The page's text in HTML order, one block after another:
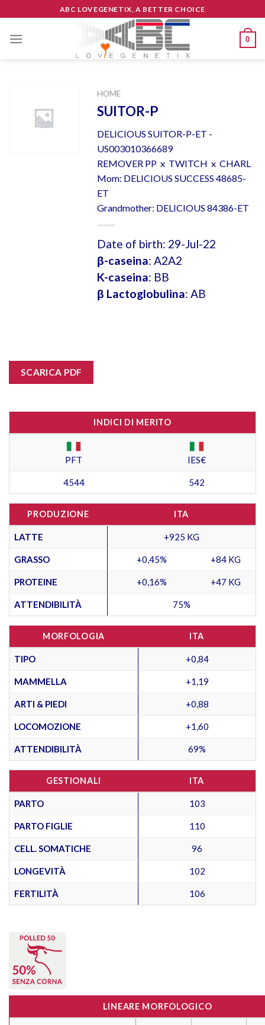
to
content
ABC LOVEGENETIX, A BETTER CHOICE
0
HOME
SUITOR-P
DELICIOUS SUITOR-P-ET -
US003010366689
REMOVER PP x TWITCH x CHARL
Mom: DELICIOUS SUCCESS 48685-
ET
Grandmother: DELICIOUS 84386-ET
Date of birth: 29-Jul-22
β-caseina: A2A2
K-caseina: BB
β Lactoglobulina: AB
SCARICA PDF
INDICI DI MERITO
PFT IES€
4544 542
PRODUZIONE ITA
LATTE +925 KG
GRASSO +0,45% +84 KG
PROTEINE +0,16% +47 KG
ATTENDIBILITÀ 75%
MORFOLOGIA ITA
TIPO +0,84
MAMMELLA +1,19
ARTI & PIEDI +0,88
LOCOMOZIONE +1,60
ATTENDIBILITÀ 69%
GESTIONALI ITA
PARTO 103
PARTO FIGLIE 110
CELL. SOMATICHE 96
LONGEVITÀ 102
FERTILITÀ 106
LINEARE MORFOLOGICO